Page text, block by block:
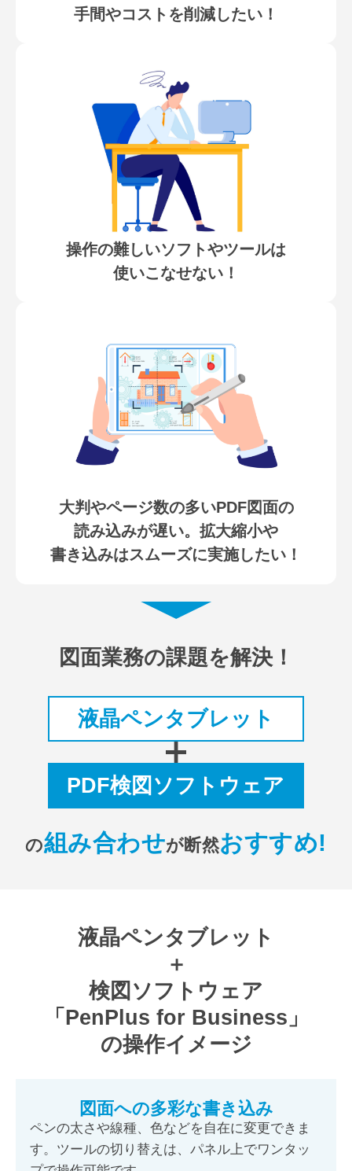
手間やコストを削減したい！
操作の難しいソフトやツールは
使いこなせない！
大判やページ数の多いPDF図面の
読み込みが遅い。拡大縮小や
書き込みはスムーズに実施したい！
図面業務の課題を解決！
液晶ペンタブレット
PDF検図ソフトウェア
の組み合わせが断然おすすめ!
液晶ペンタブレット
＋
検図ソフトウェア
「PenPlus for Business」
の操作イメージ
図面への多彩な書き込み
ペンの太さや線種、色などを自在に変更できま
す。ツールの切り替えは、パネル上でワンタッ